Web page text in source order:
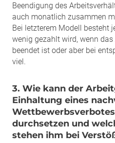
Beendigung des
auch monatlich zusammen
Bei letzterem Modell besteht
wenig gezahlt wird, wenn
beendet ist oder aber bei
viel.
3. Wie kann der
Einhaltung eines
durchsetzen und
stehen ihm bei